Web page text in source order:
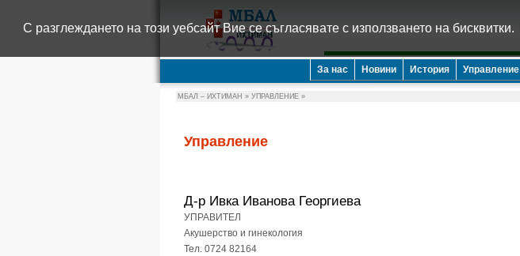
С разглеждането на този уебсайт Вие се съгласявате с използването на бисквитки.
За нас Новини История Управление
МБАЛ – ИХТИМАН » УПРАВЛЕНИЕ »
Управление
Д-р Ивка Иванова Георгиева
УПРАВИТЕЛ
Акушерство и гинекология
Тел. 0724 82164